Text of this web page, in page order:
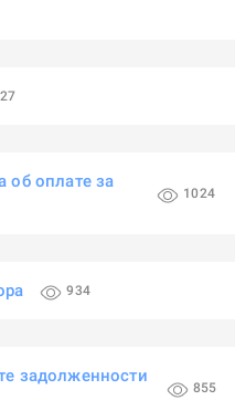
об оплате за
1024
934
задолженности
855